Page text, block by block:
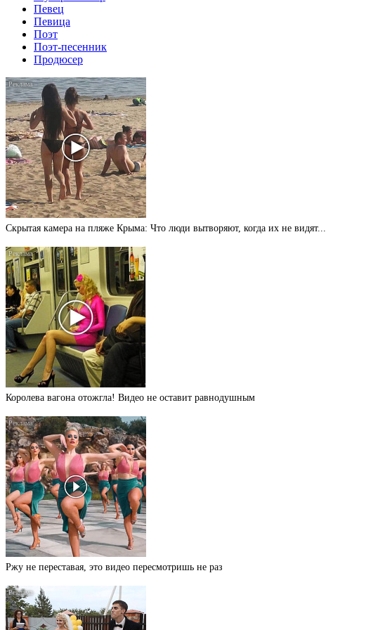
Певец
Певица
Поэт
Поэт-песенник
Продюсер
Скрытая камера на пляже Крыма: Что люди вытворяют, когда их не видят...
Королева вагона отожгла! Видео не оставит равнодушным
Ржу не переставая, это видео пересмотришь не раз